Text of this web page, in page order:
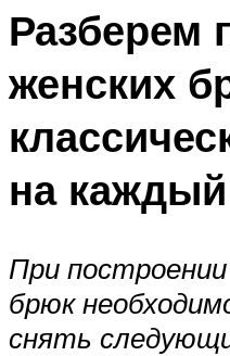
Разберем
женских
на
При
брюк
снять